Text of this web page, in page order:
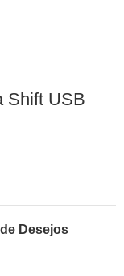
Shift USB
Desejos